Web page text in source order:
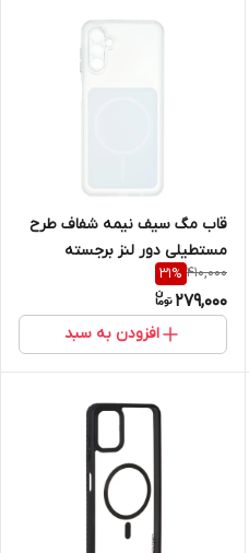
قاب مگ سیف نیمه شفاف طرح
مستطیلی دور لنز برجسته
Galaxy A13 5G / A04s / M13 4G
/ M23 / F13
410,000
31%
279,000
افزودن به سبد